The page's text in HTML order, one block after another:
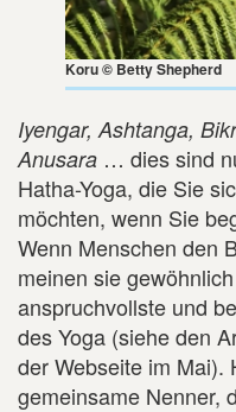
Koru © Betty Shepherd
Iyengar, Ashtanga,
Anusara … dies sind
Hatha-Yoga, die Sie
möchten, wenn Sie
Wenn Menschen den
meinen sie
anspruchvollste und
des Yoga (siehe den
der Webseite im Mai).
gemeinsame Nenner,